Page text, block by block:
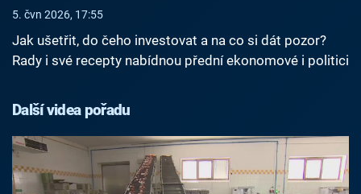
5. čvn 2026, 17:55
Jak ušetřit, do čeho investovat a na co si dát pozor?
Rady i své recepty nabídnou přední ekonomové i politici
Další videa pořadu